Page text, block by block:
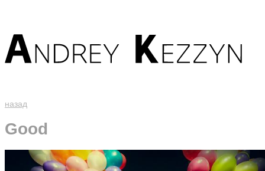
назад
Good